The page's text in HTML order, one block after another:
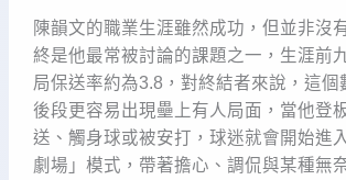
陳韻文的職業生涯雖然成功，但並非沒
終是他最常被討論的課題之一，生涯前
局保送率約為3.8，對終結者來說，這個
後段更容易出現壘上有人局面，當他登
送、觸身球或被安打，球迷就會開始進
劇場」模式，帶著擔心、調侃與某種無